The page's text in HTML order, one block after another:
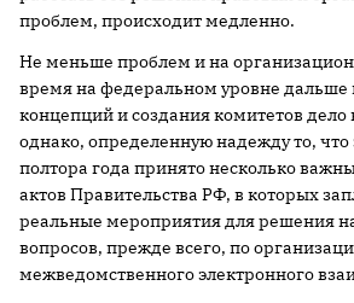
проблем, происходит медленно.
Не меньше проблем и на
время на федеральном уровне дальше
концепций и создания комитетов дело
однако, определенную надежду то, что
полтора года принято несколько
актов Правительства РФ, в которых
реальные мероприятия для решения
вопросов, прежде всего, по
межведомственного электронного